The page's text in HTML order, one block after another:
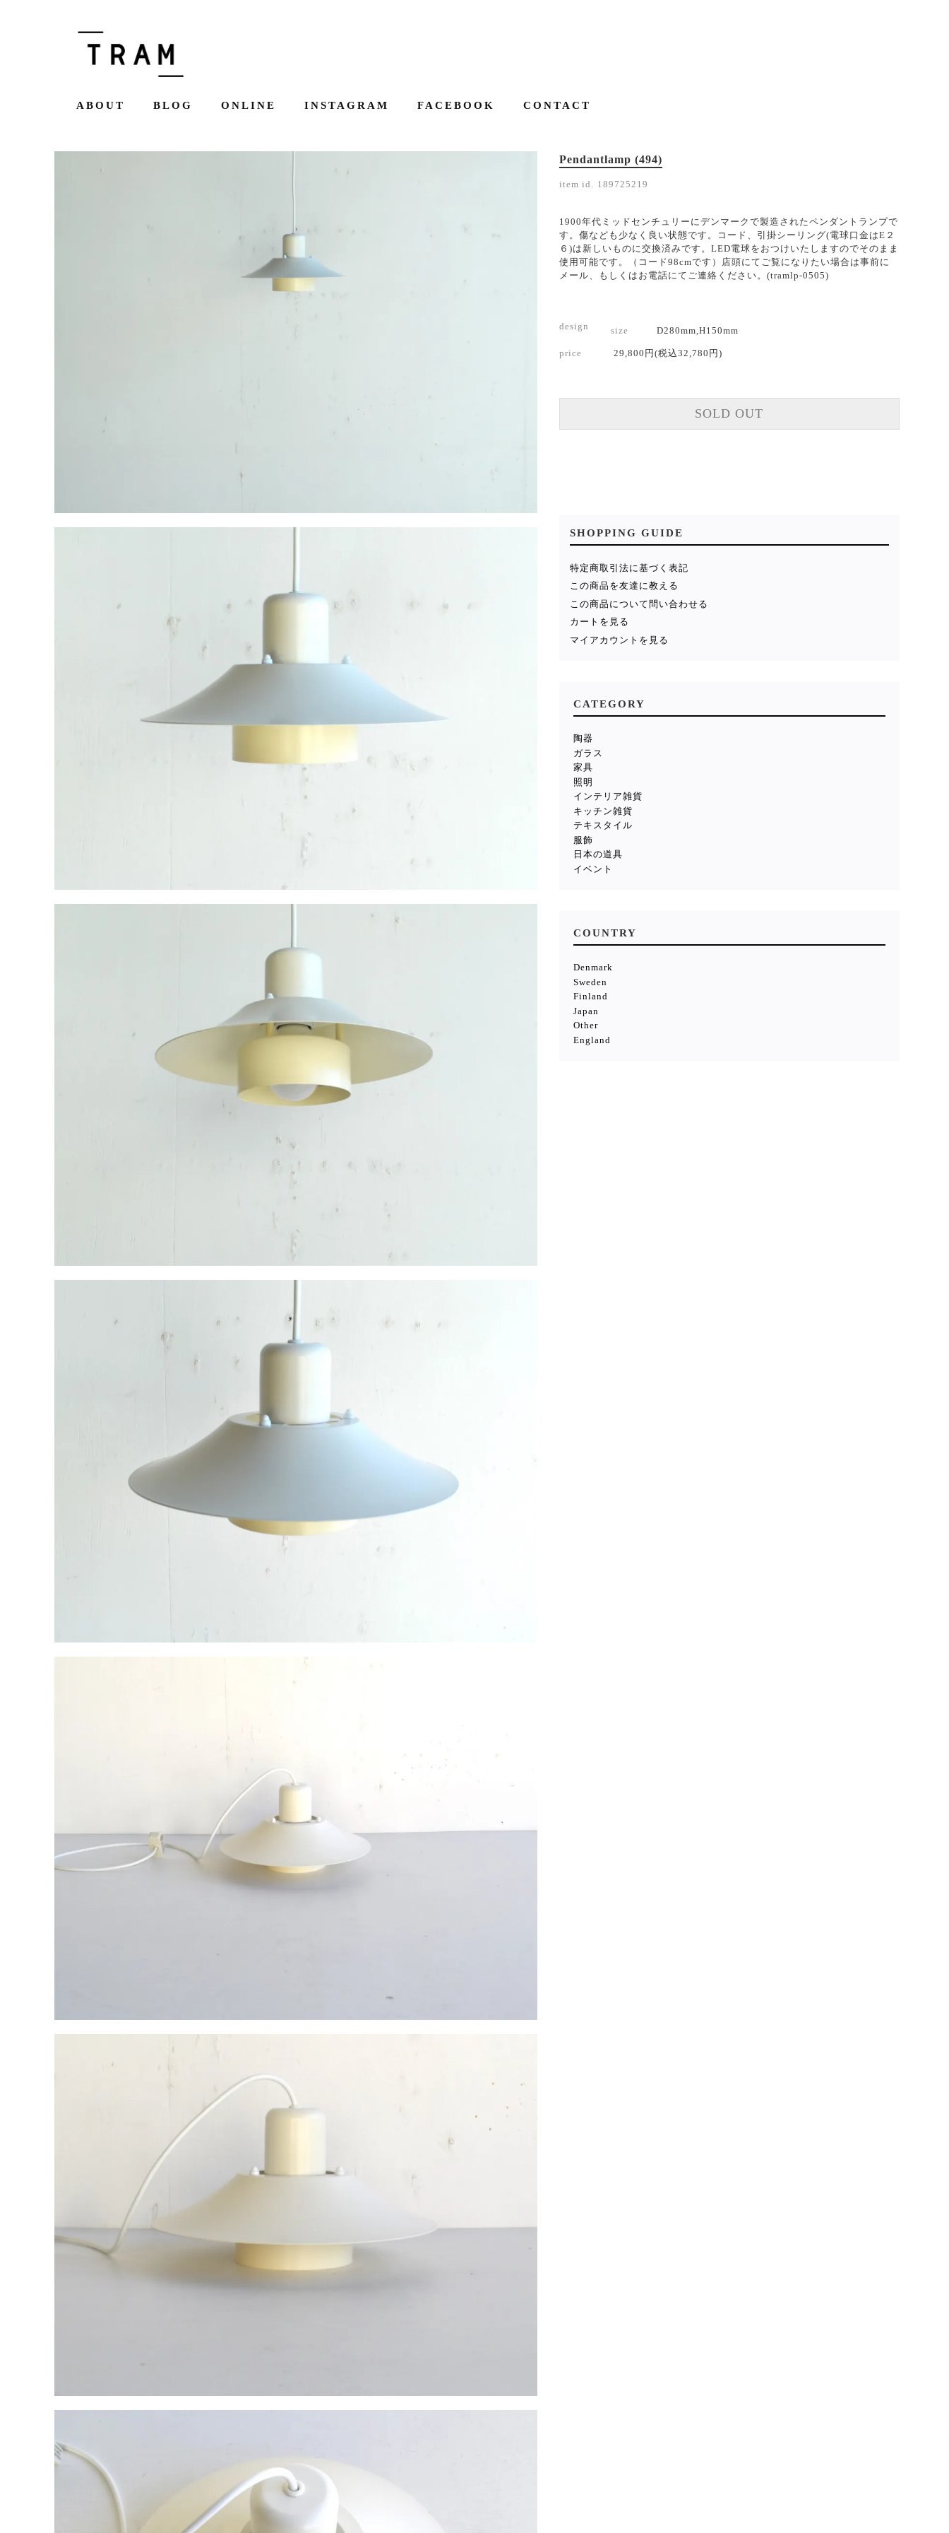
ABOUT BLOG ONLINE INSTAGRAM FACEBOOK CONTACT
Pendantlamp (494)
item id. 189725219
1900年代ミッドセンチュリーにデンマークで製造されたペンダントランプで
す。傷なども少なく良い状態です。コード、引掛シーリング(電球口金はE２
６)は新しいものに交換済みです。LED電球をおつけいたしますのでそのまま
使用可能です。（コード98cmです）店頭にてご覧になりたい場合は事前に
メール、もしくはお電話にてご連絡ください。(tramlp-0505)
design size D280mm,H150mm
price 29,800円(税込32,780円)
SOLD OUT
SHOPPING GUIDE
特定商取引法に基づく表記
この商品を友達に教える
この商品について問い合わせる
カートを見る
マイアカウントを見る
CATEGORY
陶器
ガラス
家具
照明
インテリア雑貨
キッチン雑貨
テキスタイル
服飾
日本の道具
イベント
COUNTRY
Denmark
Sweden
Finland
Japan
Other
England